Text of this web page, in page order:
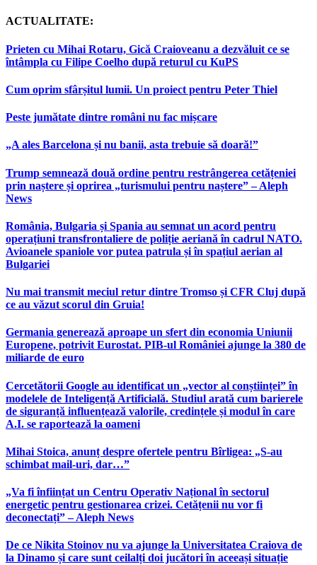
ACTUALITATE:
Prieten cu Mihai Rotaru, Gică Craioveanu a dezvăluit ce se
întâmpla cu Filipe Coelho după returul cu KuPS
Cum oprim sfârșitul lumii. Un proiect pentru Peter Thiel
Peste jumătate dintre români nu fac mișcare
„A ales Barcelona și nu banii, asta trebuie să doară!”
Trump semnează două ordine pentru restrângerea cetățeniei
prin naștere și oprirea „turismului pentru naștere” – Aleph
News
România, Bulgaria și Spania au semnat un acord pentru
operațiuni transfrontaliere de poliție aeriană în cadrul NATO.
Avioanele spaniole vor putea patrula și în spațiul aerian al
Bulgariei
Nu mai transmit meciul retur dintre Tromso și CFR Cluj după
ce au văzut scorul din Gruia!
Germania generează aproape un sfert din economia Uniunii
Europene, potrivit Eurostat. PIB-ul României ajunge la 380 de
miliarde de euro
Cercetătorii Google au identificat un „vector al conștiinței” în
modelele de Inteligență Artificială. Studiul arată cum barierele
de siguranță influențează valorile, credințele și modul în care
A.I. se raportează la oameni
Mihai Stoica, anunț despre ofertele pentru Bîrligea: „S-au
schimbat mail-uri, dar…”
„Va fi înființat un Centru Operativ Național în sectorul
energetic pentru gestionarea crizei. Cetățenii nu vor fi
deconectați” – Aleph News
De ce Nikita Stoinov nu va ajunge la Universitatea Craiova de
la Dinamo și care sunt ceilalți doi jucători în aceeași situație